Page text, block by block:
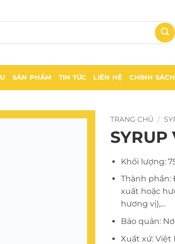
SẢN PHẨM TIN TỨC LIÊN HỆ CHÍNH SÁCH
TRANG CHỦ /
SYRUP
Khối lượng:
Thành phần:
xuất hoặc
hương vị),…
Bảo quản:
Xuất xứ: Việt